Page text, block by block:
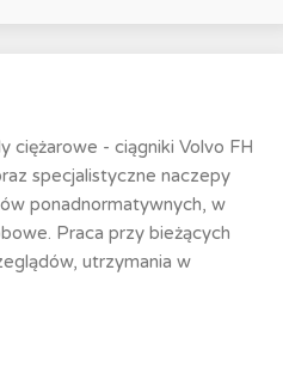
ciężarowe - ciągniki Volvo FH
specjalistyczne naczepy
ponadnormatywnych, w
Praca przy bieżących
utrzymania w